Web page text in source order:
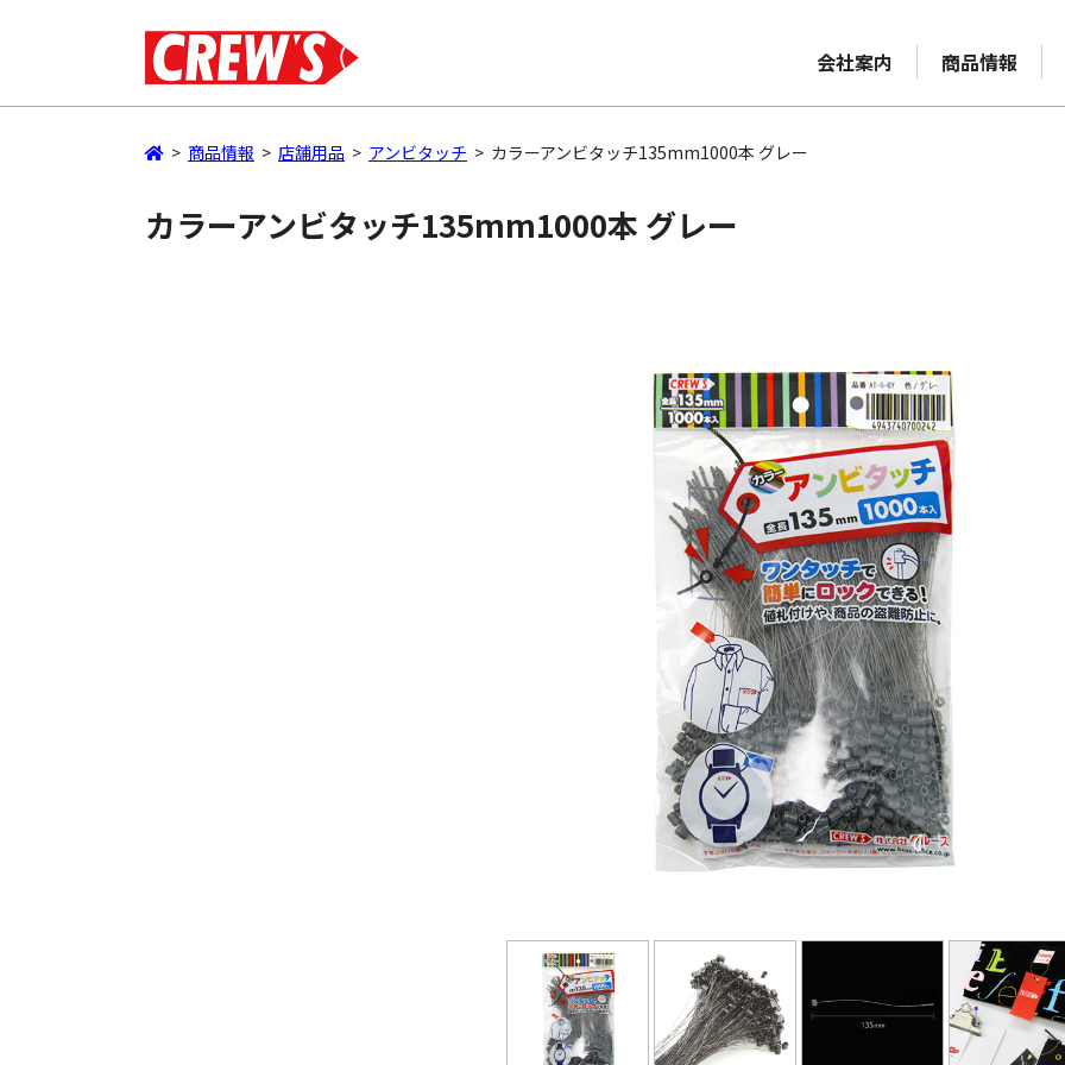
会社案内 商品情報
> 商品情報 > 店舗用品 > アンビタッチ > カラーアンビタッチ135mm1000本 グレー
カラーアンビタッチ135mm1000本 グレー